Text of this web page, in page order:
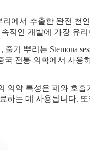
에서 추출한 완전 천
적인 개발에 가장 유
뿌리는 Stemona
국 전통 의학에서 사용
의약 특성은 폐와 호흡
하는 데 사용됩니다.